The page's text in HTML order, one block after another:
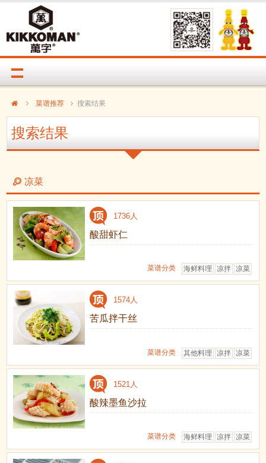
菜谱推荐 搜索结果
搜索结果
凉菜
1736人
酸甜虾仁
凉菜
凉拌
海鲜料理
菜谱分类
1574人
苦瓜拌干丝
凉菜
凉拌
其他料理
菜谱分类
1521人
酸辣墨鱼沙拉
凉菜
凉拌
海鲜料理
菜谱分类